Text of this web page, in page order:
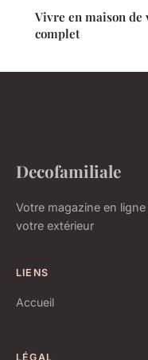
Vivre en maison de
complet
Decofamiliale
Votre magazine en
votre extérieur
LIENS
Accueil
LÉGAL